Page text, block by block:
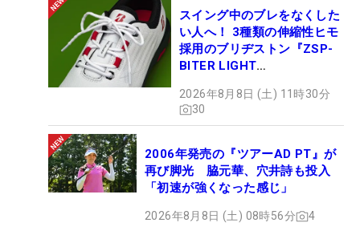
スイング中のブレをなくした
い人へ！ 3種類の伸縮性ヒモ
採用のブリヂストン『ZSP-
BITER LIGHT
ュー
2026年8月8日 (土) 11時30分
30
2006年発売の『ツアーAD PT』が
再び脚光 脇元華、穴井詩も投入
「初速が強くなった感じ」
2026年8月8日 (土) 08時56分 4